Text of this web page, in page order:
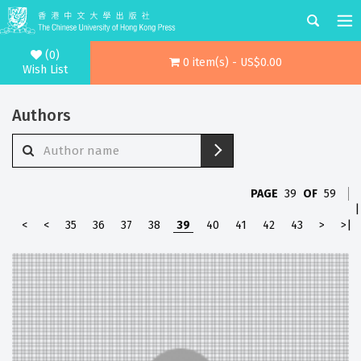
(0)
Wish List
0 item(s) - US$0.00
Authors
PAGE 39 OF 59
<
< 35 36 37 38 39 40 41 42 43 > >|